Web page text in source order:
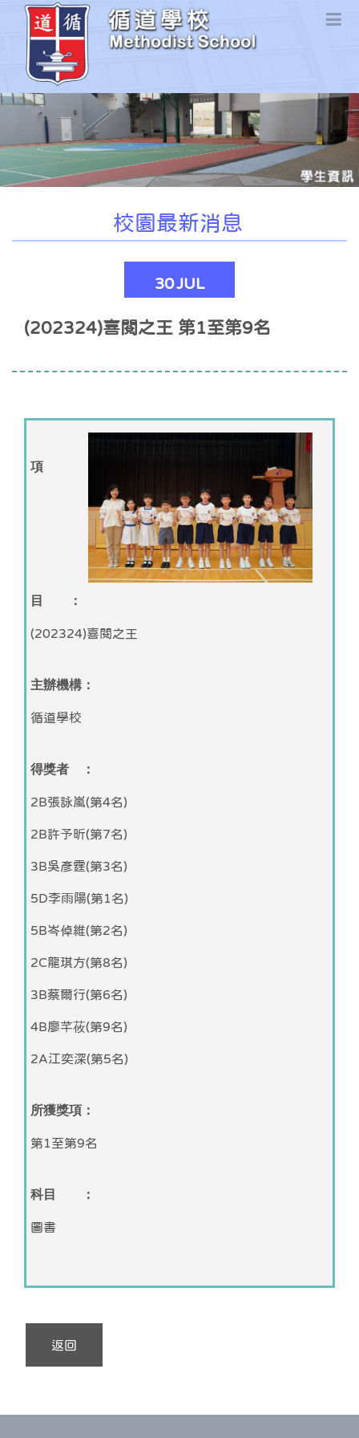
校園最新消息
30JUL
(202324)喜閱之王 第1至第9名
項
目 ：
(202324)喜閱之王
主辦機構：
循道學校
得獎者 ：
2B張詠嵐(第4名)
2B許予昕(第7名)
3B吳彥霆(第3名)
5D李雨陽(第1名)
5B岑倬維(第2名)
2C龍琪方(第8名)
3B蔡爾行(第6名)
4B廖芊莜(第9名)
2A江奕深(第5名)
所獲獎項：
第1至第9名
科目 ：
圖書
返回